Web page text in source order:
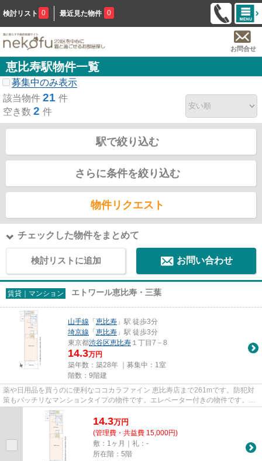
検討リスト 0 最近見た物件 0
お問合せ
恵比寿駅物件一覧
募集中のみ表示
該当物件 21 件
空き数 2 件
駅で絞り込む
さらに条件を絞り込む
物件リクエスト
チェックした物件をまとめて
検討リストに追加 お問い合わせ
賃貸｜マンション エトワール恵比寿・三葉
山手線 「 恵比寿 」駅 徒歩3分
埼京線 「 恵比寿 」駅 徒歩3分
東京都渋谷区恵比寿 １丁目7－8
14.3万円
築年数：築28年 ｜募集中： 1室
階数：9階建
薬や日用品を買うのに便利なココカラファイン 恵比寿店まで261mです。防犯対
策もバッチリなマンションタイプの物件です。エレベーター付きの物件です。駅
まで徒歩3分の位置に立地する...
14.3万円
(管理費・共益費 15,000円)
敷：1ヶ月｜礼：-
所在階：5階